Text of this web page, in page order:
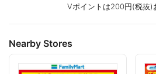
Vポイントは200円(税抜)
Nearby Stores